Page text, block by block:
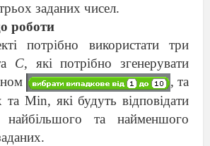
заданих чисел.
роботи
потрібно використати три
С, які потрібно згенерувати
, та
та Min, які будуть відповідати
найбільшого та найменшого